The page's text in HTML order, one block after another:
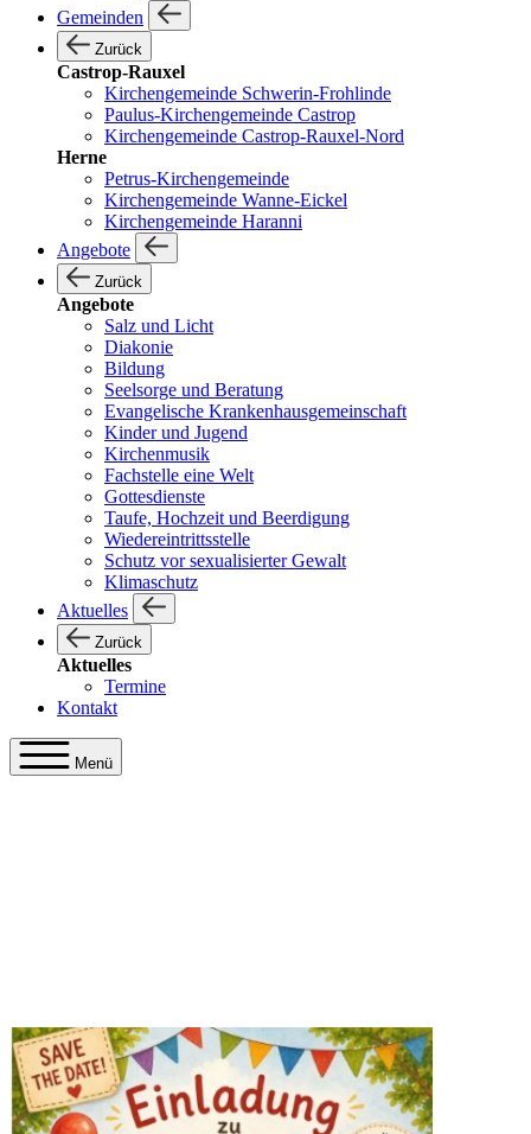
Gemeinden
Zurück
Castrop-Rauxel
Kirchengemeinde Schwerin-Frohlinde
Paulus-Kirchengemeinde Castrop
Kirchengemeinde Castrop-Rauxel-Nord
Herne
Petrus-Kirchengemeinde
Kirchengemeinde Wanne-Eickel
Kirchengemeinde Haranni
Angebote
Zurück
Angebote
Salz und Licht
Diakonie
Bildung
Seelsorge und Beratung
Evangelische Krankenhausgemeinschaft
Kinder und Jugend
Kirchenmusik
Fachstelle eine Welt
Gottesdienste
Taufe, Hochzeit und Beerdigung
Wiedereintrittsstelle
Schutz vor sexualisierter Gewalt
Klimaschutz
Aktuelles
Zurück
Aktuelles
Termine
Kontakt
Menü